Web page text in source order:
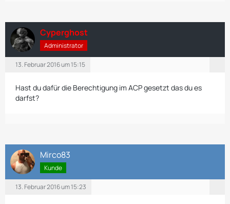
Cyperghost
Administrator
13. Februar 2016 um 15:15
Hast du dafür die Berechtigung im ACP gesetzt das du es
darfst?
Mirco83
Kunde
13. Februar 2016 um 15:23